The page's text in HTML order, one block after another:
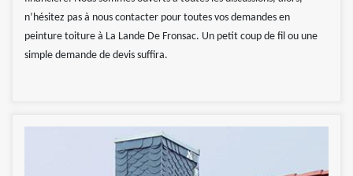
n’hésitez pas à nous contacter pour toutes vos demandes en
peinture toiture à La Lande De Fronsac. Un petit coup de fil ou une
simple demande de devis suffira.